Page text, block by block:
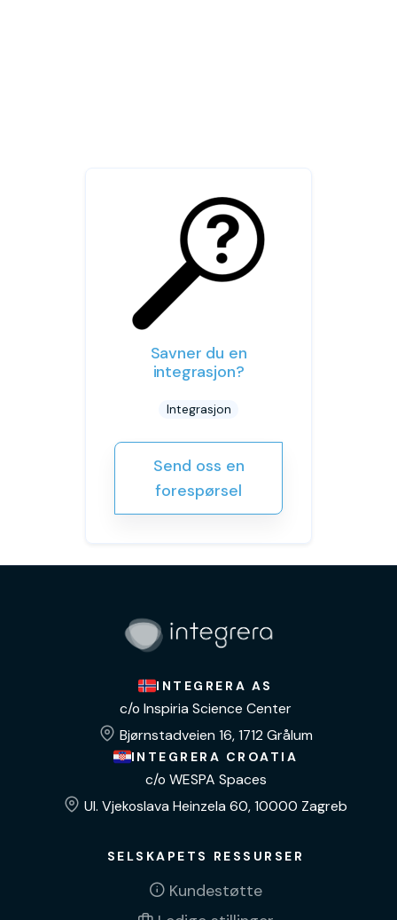
Savner du en
integrasjon?
Integrasjon
Send oss en
forespørsel
INTEGRERA AS
c/o Inspiria Science Center
Bjørnstadveien 16, 1712 Grålum
INTEGRERA CROATIA
c/o WESPA Spaces
Ul. Vjekoslava Heinzela 60, 10000 Zagreb
SELSKAPETS RESSURSER
Kundestøtte